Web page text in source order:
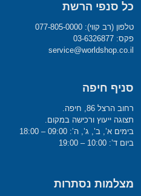
כל סנפי הרשת
טלפון (רב קווי): 077-805-0000
פקס: 03-6326877
service@worldshop.co.il
סניף חיפה
רחוב הרצל 86, חיפה.
תצוגה ייעוץ ורכישה במקום.
בימים א’, ב’, ג’, ה’: 09:00 – 18:00
ביום ד’: 10:00 – 19:00
מצלמות נסתרות